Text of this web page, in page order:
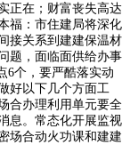
正在；财富丧失高达
福：市住建局将深化
接关系到建建保温材
题，面临面供给办事
6个，要严酷落实动
好以下几个方面工
合办理利用单元要全
息。常态化开展监视
场合动火功课和建建